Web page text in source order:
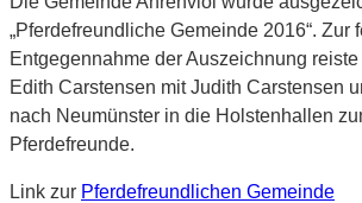
„Pferdefreundliche Gemeinde 2016“. Zur
Entgegennahme der Auszeichnung
Edith Carstensen mit Judith Carstensen
nach Neumünster in die Holstenhallen
Pferdefreunde.
Link zur Pferdefreundlichen Gemeinde